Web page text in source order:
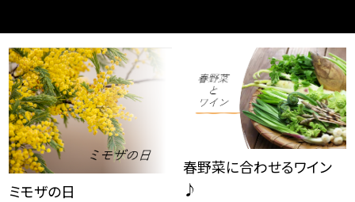
ミモザの日
春野菜に合わせるワイン
♪